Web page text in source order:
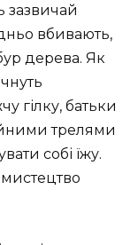
зазвичай
вбивають,
дерева. Як
гілку, батьки
трелями
собі їжу.